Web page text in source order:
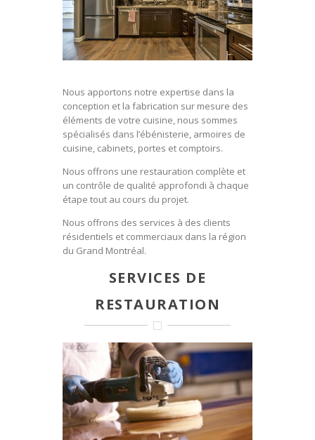
Nous apportons notre expertise dans la
conception et la fabrication sur mesure des
éléments de votre cuisine, nous sommes
spécialisés dans l’ébénisterie, armoires de
cuisine, cabinets, portes et comptoirs.
Nous offrons une restauration complète et
un contrôle de qualité approfondi à chaque
étape tout au cours du projet.
Nous offrons des services à des clients
résidentiels et commerciaux dans la région
du Grand Montréal.
SERVICES DE
RESTAURATION